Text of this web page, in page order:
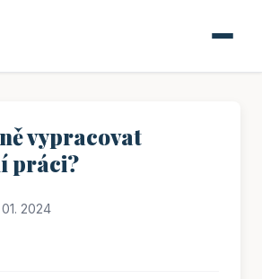
vypracovat
práci?
2024